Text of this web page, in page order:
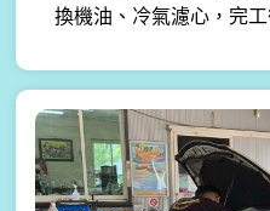
換機油、冷氣濾心，完